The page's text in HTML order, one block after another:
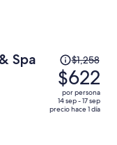
Spa
El
precio
era
de
$1,258
$1,258
$622
por persona
14 sep - 17 sep
precio hace 1 día